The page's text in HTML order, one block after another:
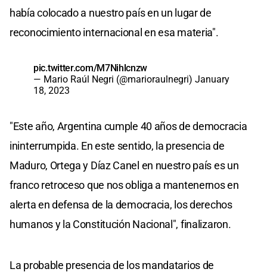
había colocado a nuestro país en un lugar de
reconocimiento internacional en esa materia".
pic.twitter.com/M7Nihlcnzw
— Mario Raúl Negri (@marioraulnegri) January
18, 2023
"Este año, Argentina cumple 40 años de democracia
ininterrumpida. En este sentido, la presencia de
Maduro, Ortega y Díaz Canel en nuestro país es un
franco retroceso que nos obliga a mantenernos en
alerta en defensa de la democracia, los derechos
humanos y la Constitución Nacional", finalizaron.
La probable presencia de los mandatarios de